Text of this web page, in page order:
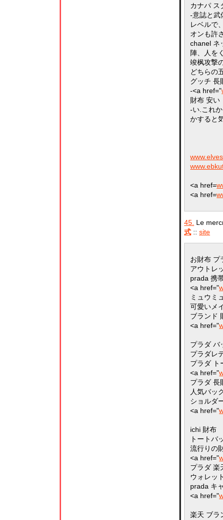
カナパ ス
-意誌と武
レベルで
オンも許
chanel ネ
陣、人を
竣枫攻撃
どちらの
グッチ 長
-<a href="
財布 安い
-い.これ
かすると
<a href=
<a href=
45. Le
式 :: site
お財布 プ
アウトレ
prada 携
<a href="
ミュウミ
可愛いメ
ブランド
<a href="
プラダ バ
プラダレ
プラダ ト
<a href="
プラダ 長
人気バッ
ショルダ
<a href="
ichi 財布
トートバ
流行りの
<a href="
プラダ 楽
ウォレッ
prada キ
<a href="
楽天 ブラ